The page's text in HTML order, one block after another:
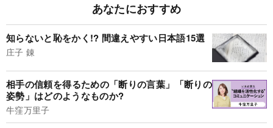
あなたにおすすめ
知らないと恥をかく!? 間違えやすい日本語15選
庄子 錬
相手の信頼を得るための「断りの言葉」「断りの
姿勢」はどのようなものか?
牛窪万里子